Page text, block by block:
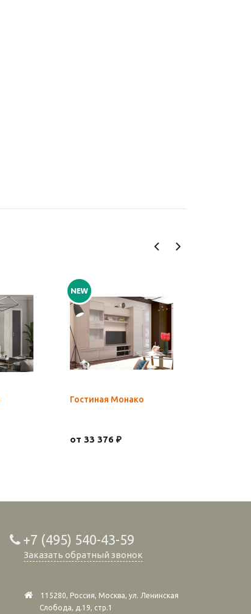
Гостиная Монако
от 33 376 ₽
+7 (495) 540-43-59
Заказать обратный звонок
115280, Россия, Москва, ул. Ленинская
Слобода, д.19, стр.1